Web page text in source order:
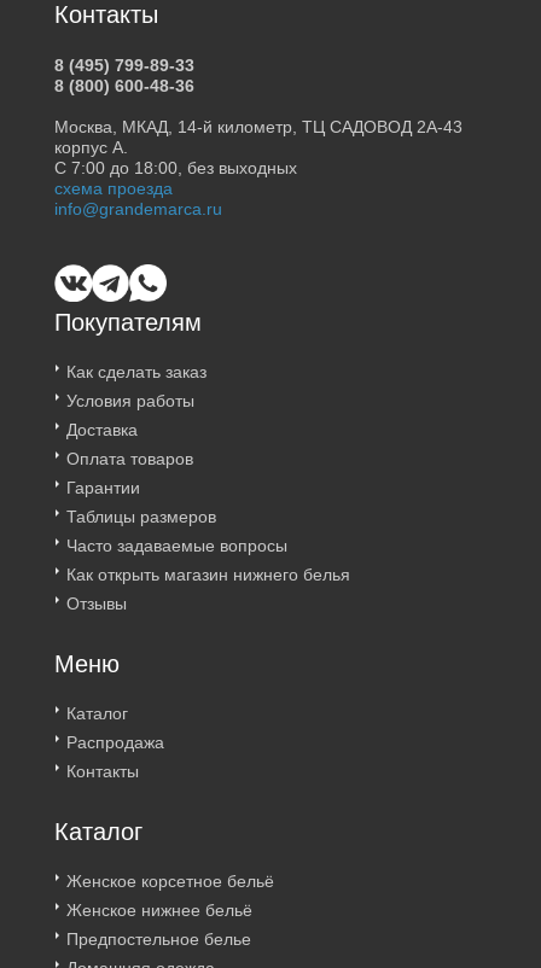
Покупателям
Как сделать заказ
Условия работы
Доставка
Оплата товаров
Гарантии
Таблицы размеров
Часто задаваемые вопросы
Как открыть магазин нижнего белья
Отзывы
Меню
Каталог
Распродажа
Контакты
Каталог
Женское корсетное бельё
Женское нижнее бельё
Предпостельное белье
Контакты
8 (495) 799-89-33
8 (800) 600-48-36
Москва, МКАД, 14-й километр, ТЦ САДОВОД 2А-43
корпус А.
С 7:00 до 18:00, без выходных
схема проезда
info@grandemarca.ru